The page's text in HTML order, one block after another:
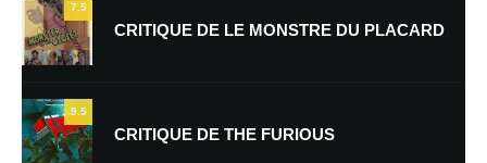
7.5
CRITIQUE DE LE MONSTRE DU PLACARD
9.5
CRITIQUE DE THE FURIOUS